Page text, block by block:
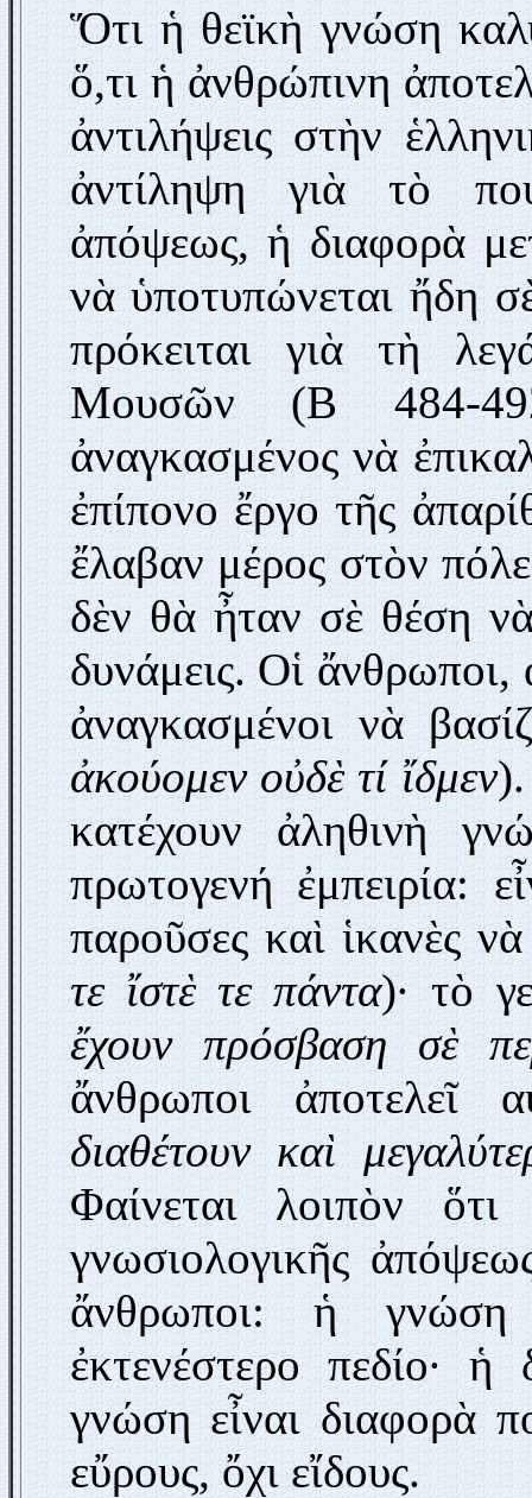
Ὅτι ἡ θεϊκὴ γνώση
ὅ,τι ἡ ἀνθρώπινη
ἀντιλήψεις στὴν
ἀντίληψη γιὰ τὸ
ἀπόψεως, ἡ διαφορὰ
νὰ ὑποτυπώνεται ἤδη
πρόκειται γιὰ τὴ
Μουσῶν (Β 484-
ἀναγκασμένος νὰ
ἐπίπονο ἔργο τῆς
ἔλαβαν μέρος στὸν
δὲν θὰ ἦταν σὲ θέση
δυνάμεις. Οἱ
ἀναγκασμένοι νὰ
ἀκούομεν οὐδὲ τί ἴδμεν
κατέχουν ἀληθινὴ
πρωτογενή ἐμπειρία:
παροῦσες καὶ ἱκανὲς
τε ἴστὲ τε πάντα)· τὸ
ἔχουν πρόσβαση σὲ
ἄνθρωποι ἀποτελεῖ
διαθέτουν καὶ
Φαίνεται λοιπὸν
γνωσιολογικῆς
ἄνθρωποι: ἡ γνώση
ἐκτενέστερο πεδίο·
γνώση εἶναι διαφορὰ
εὔρους, ὄχι εἴδους.